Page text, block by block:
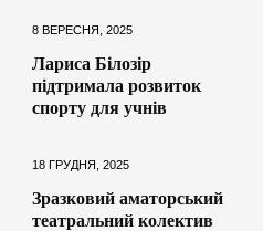
8 ВЕРЕСНЯ, 2025
Лариса Білозір
підтримала розвиток
спорту для учнів
18 ГРУДНЯ, 2025
Зразковий аматорський
театральний колектив